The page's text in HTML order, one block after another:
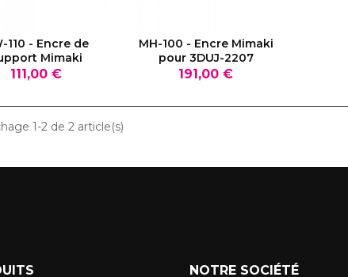
LE PRODUIT
110 - Encre de
Mimaki
Prix
111,00 €
VOIR LE PRODUIT
MH-100 - Encre Mimaki
pour 3DUJ-2207
Prix
191,00 €
1-2 de 2 article(s)
NOTRE SOCIÉTÉ